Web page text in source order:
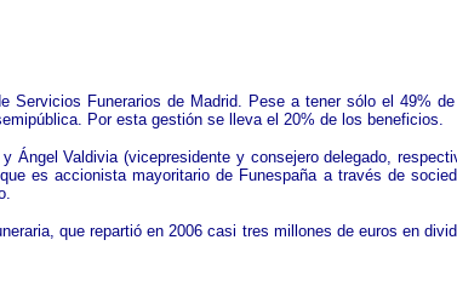
Servicios Funerarios de Madrid. Pese a tener sólo el 49%
Por esta gestión se lleva el 20% de los beneficios.
Ángel Valdivia (vicepresidente y consejero delegado,
es accionista mayoritario de Funespaña a través de
que repartió en 2006 casi tres millones de euros en